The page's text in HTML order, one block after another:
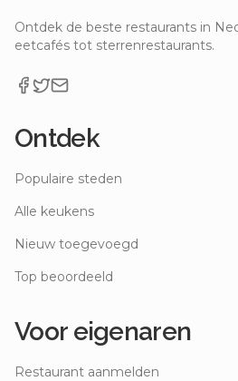
Ontdek de beste restaurants in
eetcafés tot sterrenrestaurants.
Ontdek
Populaire steden
Alle keukens
Nieuw toegevoegd
Top beoordeeld
Voor eigenaren
Restaurant aanmelden